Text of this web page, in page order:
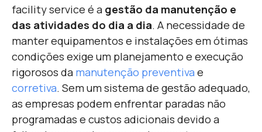
facility service é a gestão da manutenção e
das atividades do dia a dia. A necessidade de
manter equipamentos e instalações em ótimas
condições exige um planejamento e execução
rigorosos da manutenção preventiva e
corretiva. Sem um sistema de gestão adequado,
as empresas podem enfrentar paradas não
programadas e custos adicionais devido a